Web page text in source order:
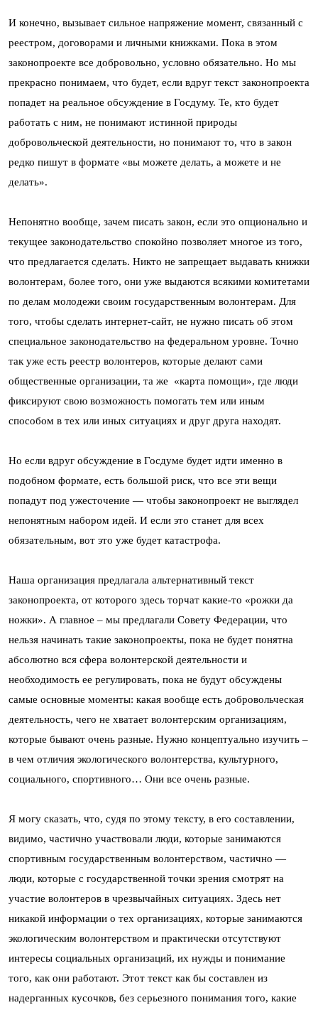
И конечно, вызывает сильное напряжение момент, связанный с
реестром, договорами и личными книжками. Пока в этом
законопроекте все добровольно, условно обязательно. Но мы
прекрасно понимаем, что будет, если вдруг текст законопроекта
попадет на реальное обсуждение в Госдуму. Те, кто будет
работать с ним, не понимают истинной природы
добровольческой деятельности, но понимают то, что в закон
редко пишут в формате «вы можете делать, а можете и не
делать».
Непонятно вообще, зачем писать закон, если это опционально и
текущее законодательство спокойно позволяет многое из того,
что предлагается сделать. Никто не запрещает выдавать книжки
волонтерам, более того, они уже выдаются всякими комитетами
по делам молодежи своим государственным волонтерам. Для
того, чтобы сделать интернет-сайт, не нужно писать об этом
специальное законодательство на федеральном уровне. Точно
так уже есть реестр волонтеров, которые делают сами
общественные организации, та же «карта помощи», где люди
фиксируют свою возможность помогать тем или иным
способом в тех или иных ситуациях и друг друга находят.
Но если вдруг обсуждение в Госдуме будет идти именно в
подобном формате, есть большой риск, что все эти вещи
попадут под ужесточение — чтобы законопроект не выглядел
непонятным набором идей. И если это станет для всех
обязательным, вот это уже будет катастрофа.
Наша организация предлагала альтернативный текст
законопроекта, от которого здесь торчат какие-то «рожки да
ножки». А главное – мы предлагали Совету Федерации, что
нельзя начинать такие законопроекты, пока не будет понятна
абсолютно вся сфера волонтерской деятельности и
необходимость ее регулировать, пока не будут обсуждены
самые основные моменты: какая вообще есть добровольческая
деятельность, чего не хватает волонтерским организациям,
которые бывают очень разные. Нужно концептуально изучить –
в чем отличия экологического волонтерства, культурного,
социального, спортивного… Они все очень разные.
Я могу сказать, что, судя по этому тексту, в его составлении,
видимо, частично участвовали люди, которые занимаются
спортивным государственным волонтерством, частично —
люди, которые с государственной точки зрения смотрят на
участие волонтеров в чрезвычайных ситуациях. Здесь нет
никакой информации о тех организациях, которые занимаются
экологическим волонтерством и практически отсутствуют
интересы социальных организаций, их нужды и понимание
того, как они работают. Этот текст как бы составлен из
надерганных кусочков, без серьезного понимания того, какие